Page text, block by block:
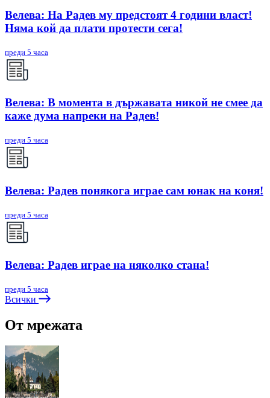
Велева: На Радев му предстоят 4 години власт!
Няма кой да плати протести сега!
преди 5 часа
Велева: В момента в държавата никой не смее да
каже дума напреки на Радев!
преди 5 часа
Велева: Радев понякога играе сам юнак на коня!
преди 5 часа
Велева: Радев играе на няколко стана!
преди 5 часа
Всички
От мрежата